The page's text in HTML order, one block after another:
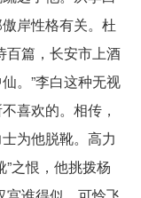
岸性格有关。杜
百篇，长安市上酒
。”李白这种无视
喜欢的。相传，
为他脱靴。高力
之恨，他挑拨杨